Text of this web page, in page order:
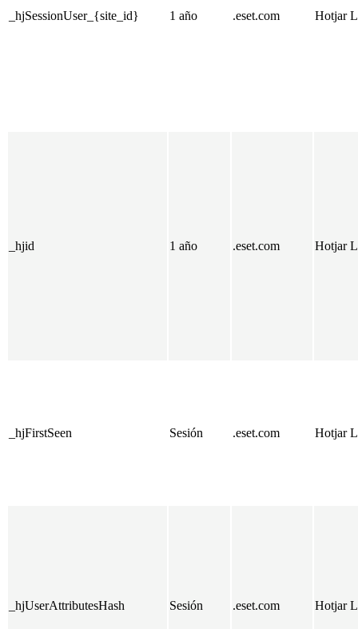
_hjSessionUser_{site_id} 1 año .eset.com Hotjar
_hjid 1 año .eset.com Hotjar
_hjFirstSeen Sesión .eset.com Hotjar
_hjUserAttributesHash Sesión .eset.com Hotjar